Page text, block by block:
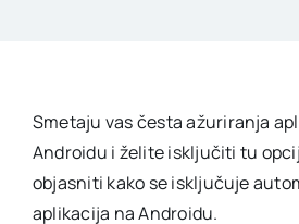
Smetaju vas česta ažuriranja
Androidu i želite isključiti tu
objasniti kako se isključuje
aplikacija na Androidu.